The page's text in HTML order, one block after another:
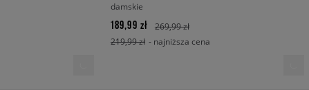
damskie
189,99 zł
269,99 zł
219,99 zł - najniższa cena